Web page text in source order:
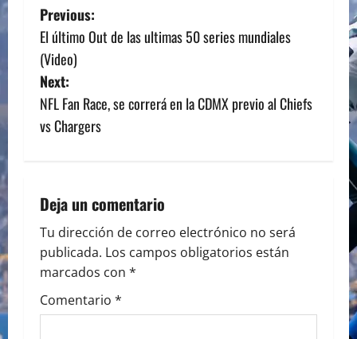
P
o
s
t
v
i
g
a
Previous:
El último Out de las ultimas 50 series mundiales
(Video)
Next:
NFL Fan Race, se correrá en la CDMX previo al Chiefs
vs Chargers
Deja un comentario
Tu dirección de correo electrónico no será
publicada. Los campos obligatorios están
marcados con *
Comentario *